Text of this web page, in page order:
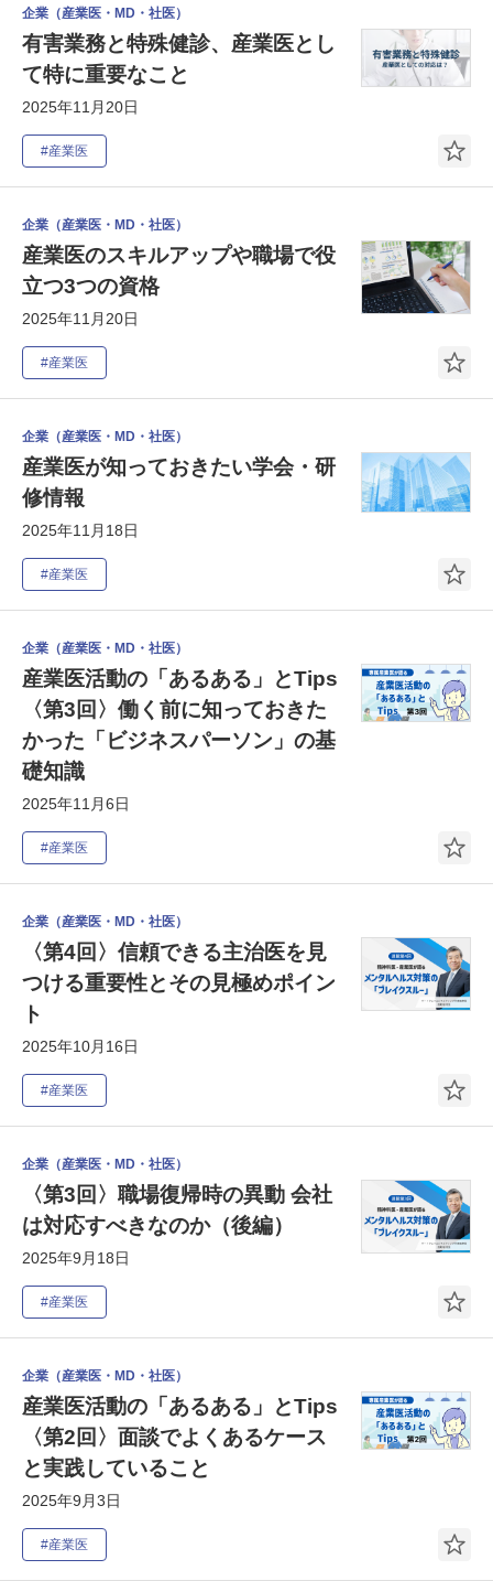
企業（産業医・MD・社医）
有害業務と特殊健診、産業医とし
て特に重要なこと
2025年11月20日
#産業医
企業（産業医・MD・社医）
産業医のスキルアップや職場で役
立つ3つの資格
2025年11月20日
#産業医
企業（産業医・MD・社医）
産業医が知っておきたい学会・研
修情報
2025年11月18日
#産業医
企業（産業医・MD・社医）
産業医活動の「あるある」とTips
〈第3回〉働く前に知っておきた
かった「ビジネスパーソン」の基
礎知識
2025年11月6日
#産業医
企業（産業医・MD・社医）
〈第4回〉信頼できる主治医を見
つける重要性とその見極めポイン
ト
2025年10月16日
#産業医
企業（産業医・MD・社医）
〈第3回〉職場復帰時の異動 会社
は対応すべきなのか（後編）
2025年9月18日
#産業医
企業（産業医・MD・社医）
産業医活動の「あるある」とTips
〈第2回〉面談でよくあるケース
と実践していること
2025年9月3日
#産業医